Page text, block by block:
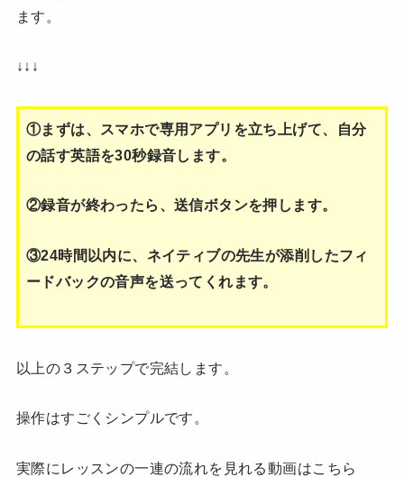
ます。
↓↓↓
①まずは、スマホで専用アプリを立ち上げて、自分
の話す英語を30秒録音します。
②録音が終わったら、送信ボタンを押します。
③24時間以内に、ネイティブの先生が添削したフィ
ードバックの音声を送ってくれます。
以上の３ステップで完結します。
操作はすごくシンプルです。
実際にレッスンの一連の流れを見れる動画はこちら